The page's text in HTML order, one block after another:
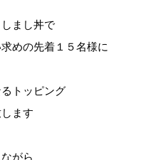
まし丼で
めの先着１５名様に
トッピング
ます
がら